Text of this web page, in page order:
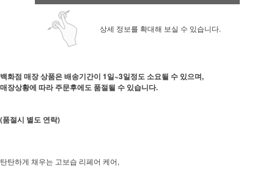
상세 정보를 확대해 보실 수 있습니다.
백화점 매장 상품은 배송기간이 1일~3일정도 소요될 수 있으며,
매장상황에 따라 주문후에도 품절될 수 있습니다.
(품절시 별도 연락)
탄탄하게 채우는 고보습 리페어 케어,